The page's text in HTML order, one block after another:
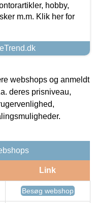
hobby,
m.m. Klik her for
webshops og anmeldt
deres prisniveau,
Link
Besøg webshop